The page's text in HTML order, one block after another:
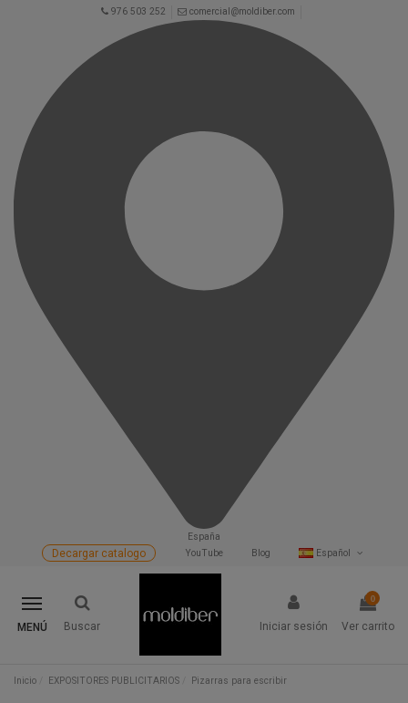
976 503 252 comercial@moldiber.com
España
Español
Blog
YouTube
Decargar catalogo
MENÚ Buscar Iniciar sesión
0
Ver carrito
Inicio EXPOSITORES PUBLICITARIOS Pizarras para escribir